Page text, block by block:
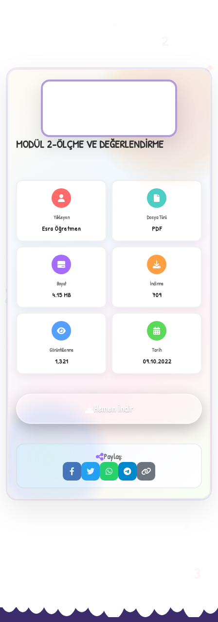
C
MODÜL 2-ÖLÇME VE DEĞERLENDİRME
Yükleyen
Esra Öğretmen
Dosya Türü
PDF
Boyut
4.15 MB
İndirme
709
Görüntülenme
1,321
Tarih
09.10.2022
Hemen İndir
Paylaş:
★